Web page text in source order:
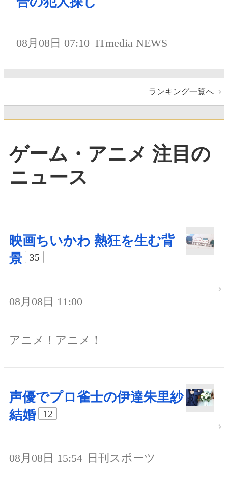
08月08日 07:10 ITmedia NEWS
ランキング一覧へ
ゲーム・アニメ 注目の
ニュース
映画ちいかわ 熱狂を生む背
景
35
08月08日 11:00
アニメ！アニメ！
声優でプロ雀士の伊達朱里紗
結婚
12
08月08日 15:54 日刊スポーツ